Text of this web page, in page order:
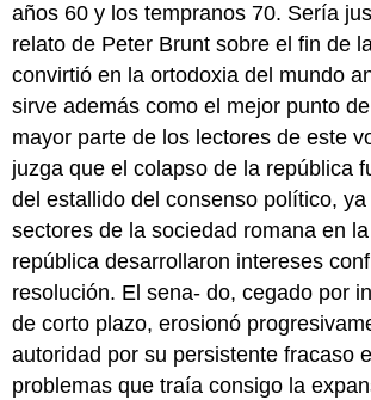
años 60 y los tempranos 70. Sería
relato de Peter Brunt sobre el fin de
convirtió en la ortodoxia del mundo
sirve además como el mejor punto
mayor parte de los lectores de este
juzga que el colapso de la república
del estallido del consenso político,
sectores de la sociedad romana en
república desarrollaron intereses
resolución. El sena- do, cegado por
de corto plazo, erosionó
autoridad por su persistente fracaso
problemas que traía consigo la